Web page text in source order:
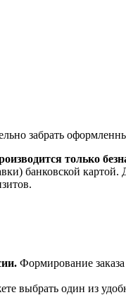
забрать
только
банковской
Формирование
выбрать один из